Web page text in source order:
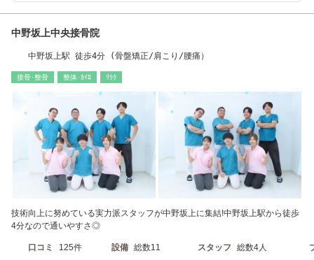
中野坂上中央接骨院
中野坂上駅 徒歩4分 (骨盤矯正/肩こり/腰痛）
接骨･整骨 整体･ｶｲﾛ ﾘﾗｸ
技術向上に努めている実力派スタッフが中野坂上に集結!中野坂上駅から徒歩
4分なので通いやすさ◎
口コミ 125件 設備 総数11 スタッフ 総数4人